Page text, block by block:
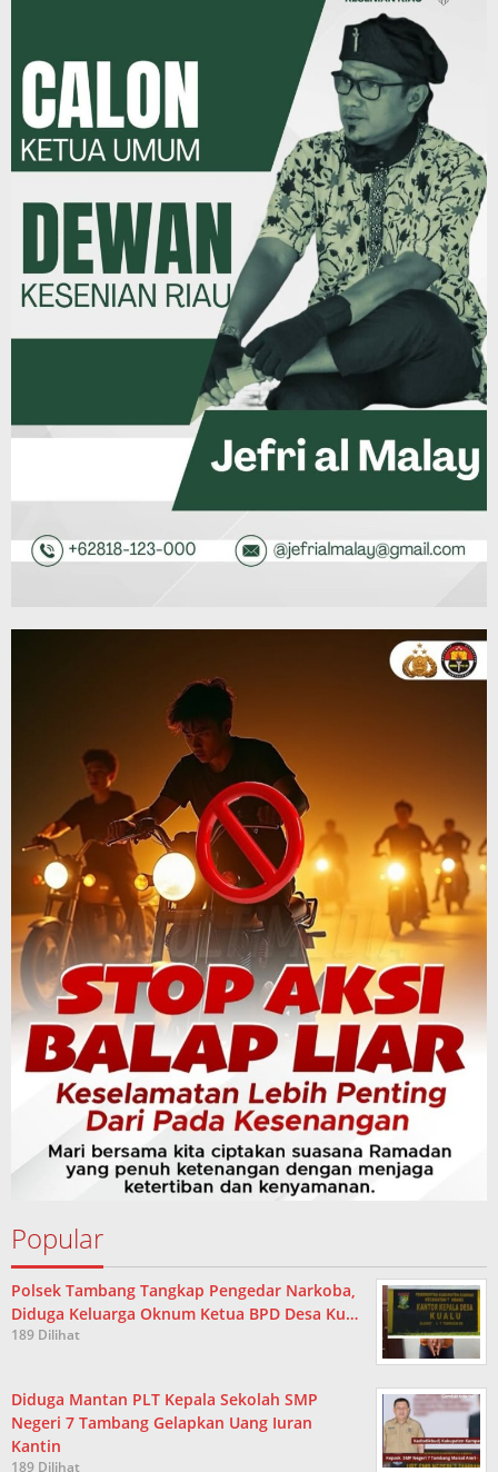
Popular
Polsek Tambang Tangkap Pengedar Narkoba,
Diduga Keluarga Oknum Ketua BPD Desa Ku…
189 Dilihat
Diduga Mantan PLT Kepala Sekolah SMP
Negeri 7 Tambang Gelapkan Uang Iuran
Kantin
189 Dilihat